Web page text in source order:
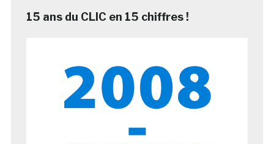
15 ans du CLIC en 15 chiffres !